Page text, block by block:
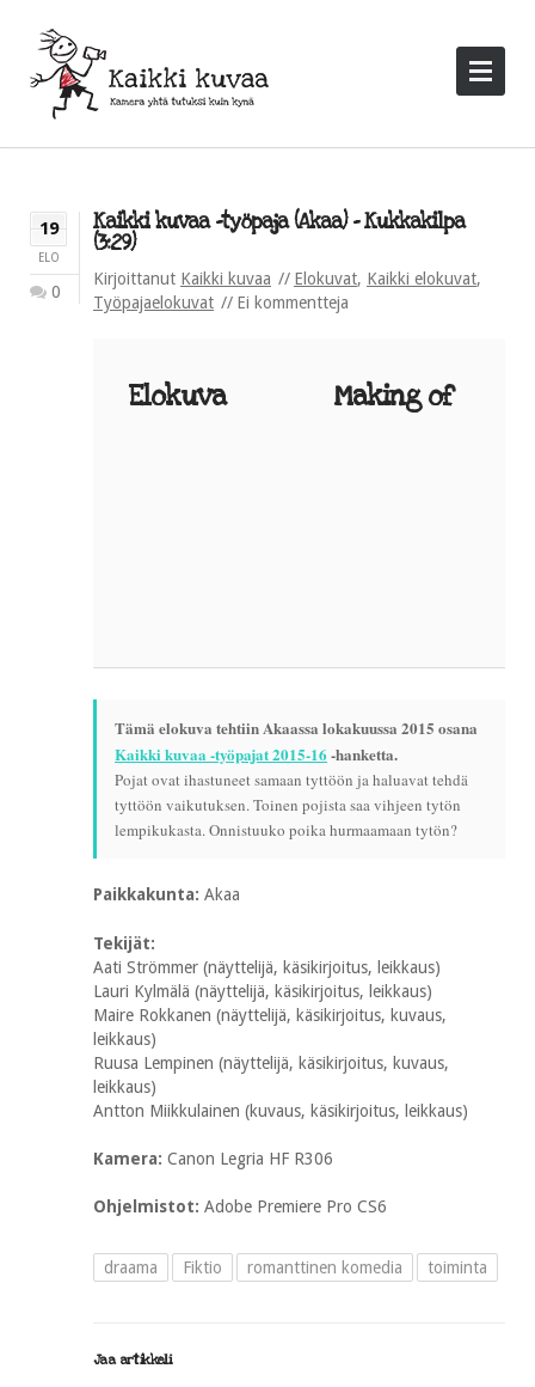
19
ELO
0
Kaikki kuvaa -työpaja (Akaa) – Kukkakilpa
(3:29)
Kirjoittanut Kaikki kuvaa Elokuvat, Kaikki elokuvat,
Työpajaelokuvat
Ei kommentteja
Elokuva Making of
Tämä elokuva tehtiin Akaassa lokakuussa 2015 osana
Kaikki kuvaa -työpajat 2015-16 -hanketta.
Pojat ovat ihastuneet samaan tyttöön ja haluavat tehdä
tyttöön vaikutuksen. Toinen pojista saa vihjeen tytön
lempikukasta. Onnistuuko poika hurmaamaan tytön?
Paikkakunta: Akaa
Tekijät:
Aati Strömmer (näyttelijä, käsikirjoitus, leikkaus)
Lauri Kylmälä (näyttelijä, käsikirjoitus, leikkaus)
Maire Rokkanen (näyttelijä, käsikirjoitus, kuvaus,
leikkaus)
Ruusa Lempinen (näyttelijä, käsikirjoitus, kuvaus,
leikkaus)
Antton Miikkulainen (kuvaus, käsikirjoitus, leikkaus)
Kamera: Canon Legria HF R306
Ohjelmistot: Adobe Premiere Pro CS6
draama Fiktio romanttinen komedia toiminta
Jaa artikkeli